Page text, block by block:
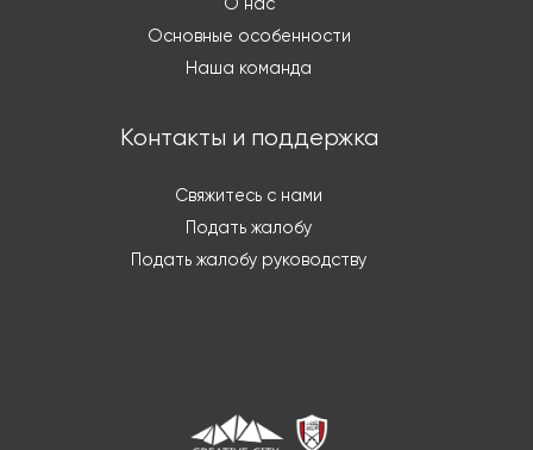
О нас
Основные особенности
Наша команда
Контакты и поддержка
Свяжитесь с нами
Подать жалобу
Подать жалобу руководству